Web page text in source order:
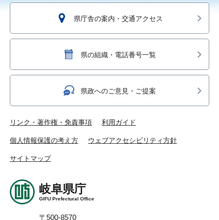
県庁舎の案内・交通アクセス
県の組織・電話番号一覧
県政へのご意見・ご提案
リンク・著作権・免責事項 利用ガイド
個人情報保護の考え方 ウェブアクセシビリティ方針
サイトマップ
岐阜県庁
GIFU Prefectural Office
〒500-8570